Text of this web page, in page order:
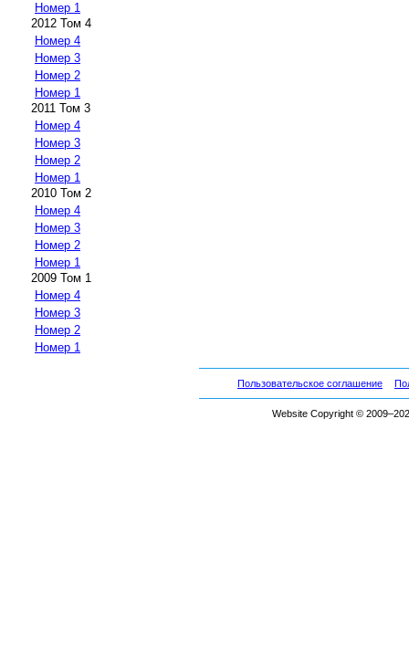
Номер 1
2012 Том 4
Номер 4
Номер 3
Номер 2
Номер 1
2011 Том 3
Номер 4
Номер 3
Номер 2
Номер 1
2010 Том 2
Номер 4
Номер 3
Номер 2
Номер 1
2009 Том 1
Номер 4
Номер 3
Номер 2
Номер 1
Пользовательское соглашение
Website Copyright ©